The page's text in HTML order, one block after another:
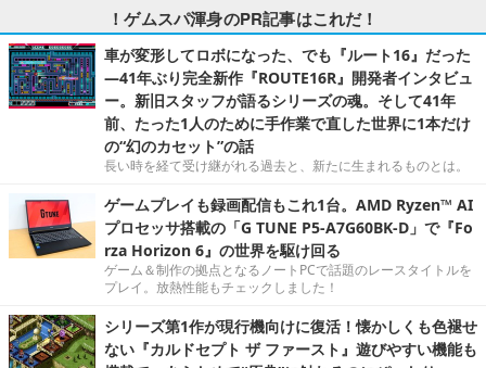
！ゲムスパ渾身のPR記事はこれだ！
車が変形してロボになった、でも『ルート16』だった
―41年ぶり完全新作『ROUTE16R』開発者インタビュ
ー。新旧スタッフが語るシリーズの魂。そして41年
前、たった1人のために手作業で直した世界に1本だけ
の“幻のカセット”の話
長い時を経て受け継がれる過去と、新たに生まれるものとは。
ゲームプレイも録画配信もこれ1台。AMD Ryzen™ AI
プロセッサ搭載の「G TUNE P5-A7G60BK-D」で『Fo
rza Horizon 6』の世界を駆け回る
ゲーム＆制作の拠点となるノートPCで話題のレースタイトルを
プレイ。放熱性能もチェックしました！
シリーズ第1作が現行機向けに復活！懐かしくも色褪せ
ない『カルドセプト ザ ファースト』遊びやすい機能も